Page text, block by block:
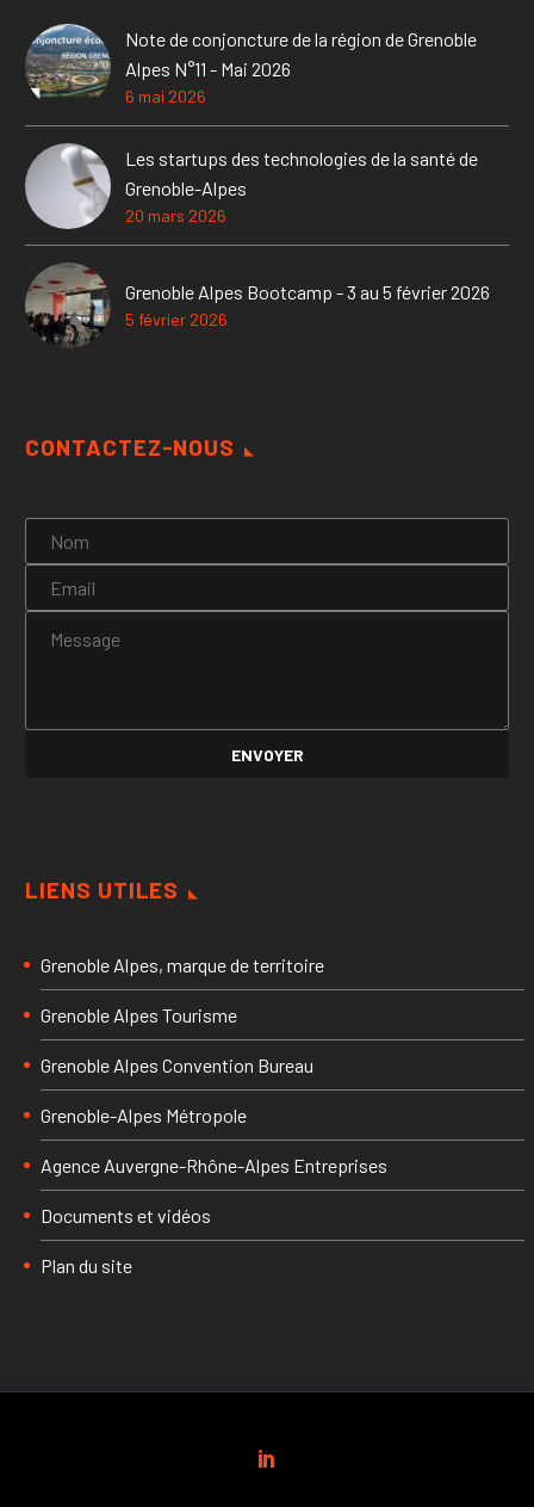
Note de conjoncture de la région de Grenoble
Alpes N°11 - Mai 2026
6 mai 2026
Les startups des technologies de la santé de
Grenoble-Alpes
20 mars 2026
Grenoble Alpes Bootcamp - 3 au 5 février 2026
5 février 2026
CONTACTEZ-NOUS
LIENS UTILES
Grenoble Alpes, marque de territoire
Grenoble Alpes Tourisme
Grenoble Alpes Convention Bureau
Grenoble-Alpes Métropole
Agence Auvergne-Rhône-Alpes Entreprises
Documents et vidéos
Plan du site